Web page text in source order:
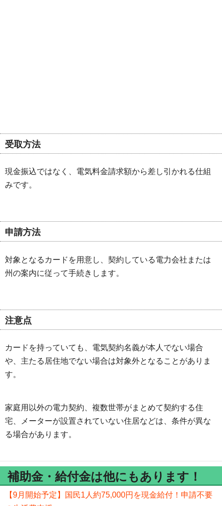
受取方法
現金振込ではなく、電気料金請求額から差し引かれる仕組
みです。
申請方法
対象となるカードを用意し、契約している電力会社または
州の案内に従って手続きします。
注意点
カードを持っていても、電気契約名義が本人でない場合
や、主たる居住地でない場合は対象外となることがありま
す。
家庭用以外の電力契約、複数世帯がまとめて契約する住
宅、メーターが設置されていない住居などは、条件が異な
る場合があります。
補助金・給付金は他にもあります！
【9月開始予定】国民1人約75,000円を現金給付！申請不要